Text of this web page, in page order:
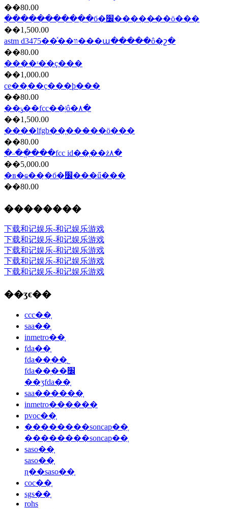
��80.00
����������ִ�б�׼�����̷��ö���
��1,500.00
astm d3475��ͯ��װ���ա�����ô�շ�
��80.00
����ʳ�ֺ�ҫ���
��1,000.00
ce��֤��ҫ���ϸ���
��80.00
��ݸ��fcc��֤ʲô�۸�
��1,500.00
����lfgb��֤���̷��ö���
��80.00
�˶��ֱ���fcc id��֤��ż۸�
��5,000.00
�в�ҩ��ִ�б�׼���ű���
��80.00
��������
下载和记娱乐-和记娱乐游戏
下载和记娱乐-和记娱乐游戏
下载和记娱乐-和记娱乐游戏
下载和记娱乐-和记娱乐游戏
下载和记娱乐-和记娱乐游戏
��ʒϵ��
ccc��֤
saa��֤
inmetro��֤
fda��֤
fda��֤��˾
fda��֤��׼
��ʒfda��֤
saa������֤
inmetro��֤����
pvoc��֤
��������soncap��֤
��������soncap��֤
saso��֤
saso��֤
ɳ��saso��֤
coc��֤
sgs��֤
rohs